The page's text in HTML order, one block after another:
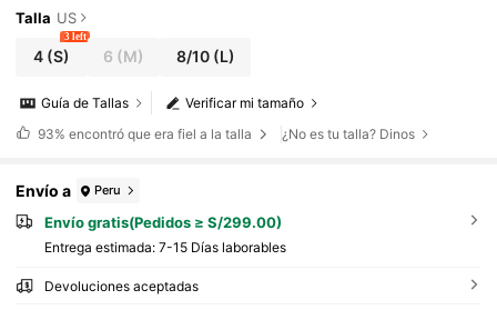
Talla US
4 (S)
3 left
6 (M) 8/10(L)
Verificar mi tamaño
Guía de Tallas
93% encontró que era fiel a la talla ¿No es tu talla? Dinos
Envío a Peru
Envío gratis(Pedidos ≥ S/299.00)
Entrega estimada: 7-15 Días laborables
Devoluciones aceptadas